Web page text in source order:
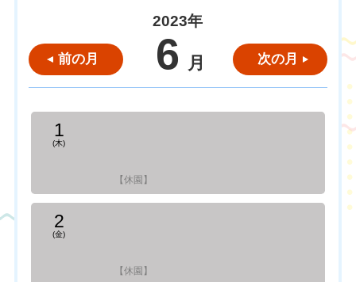
前の月
2023年
6 月 次の月
1
(木)
【休園】
2
(金)
【休園】